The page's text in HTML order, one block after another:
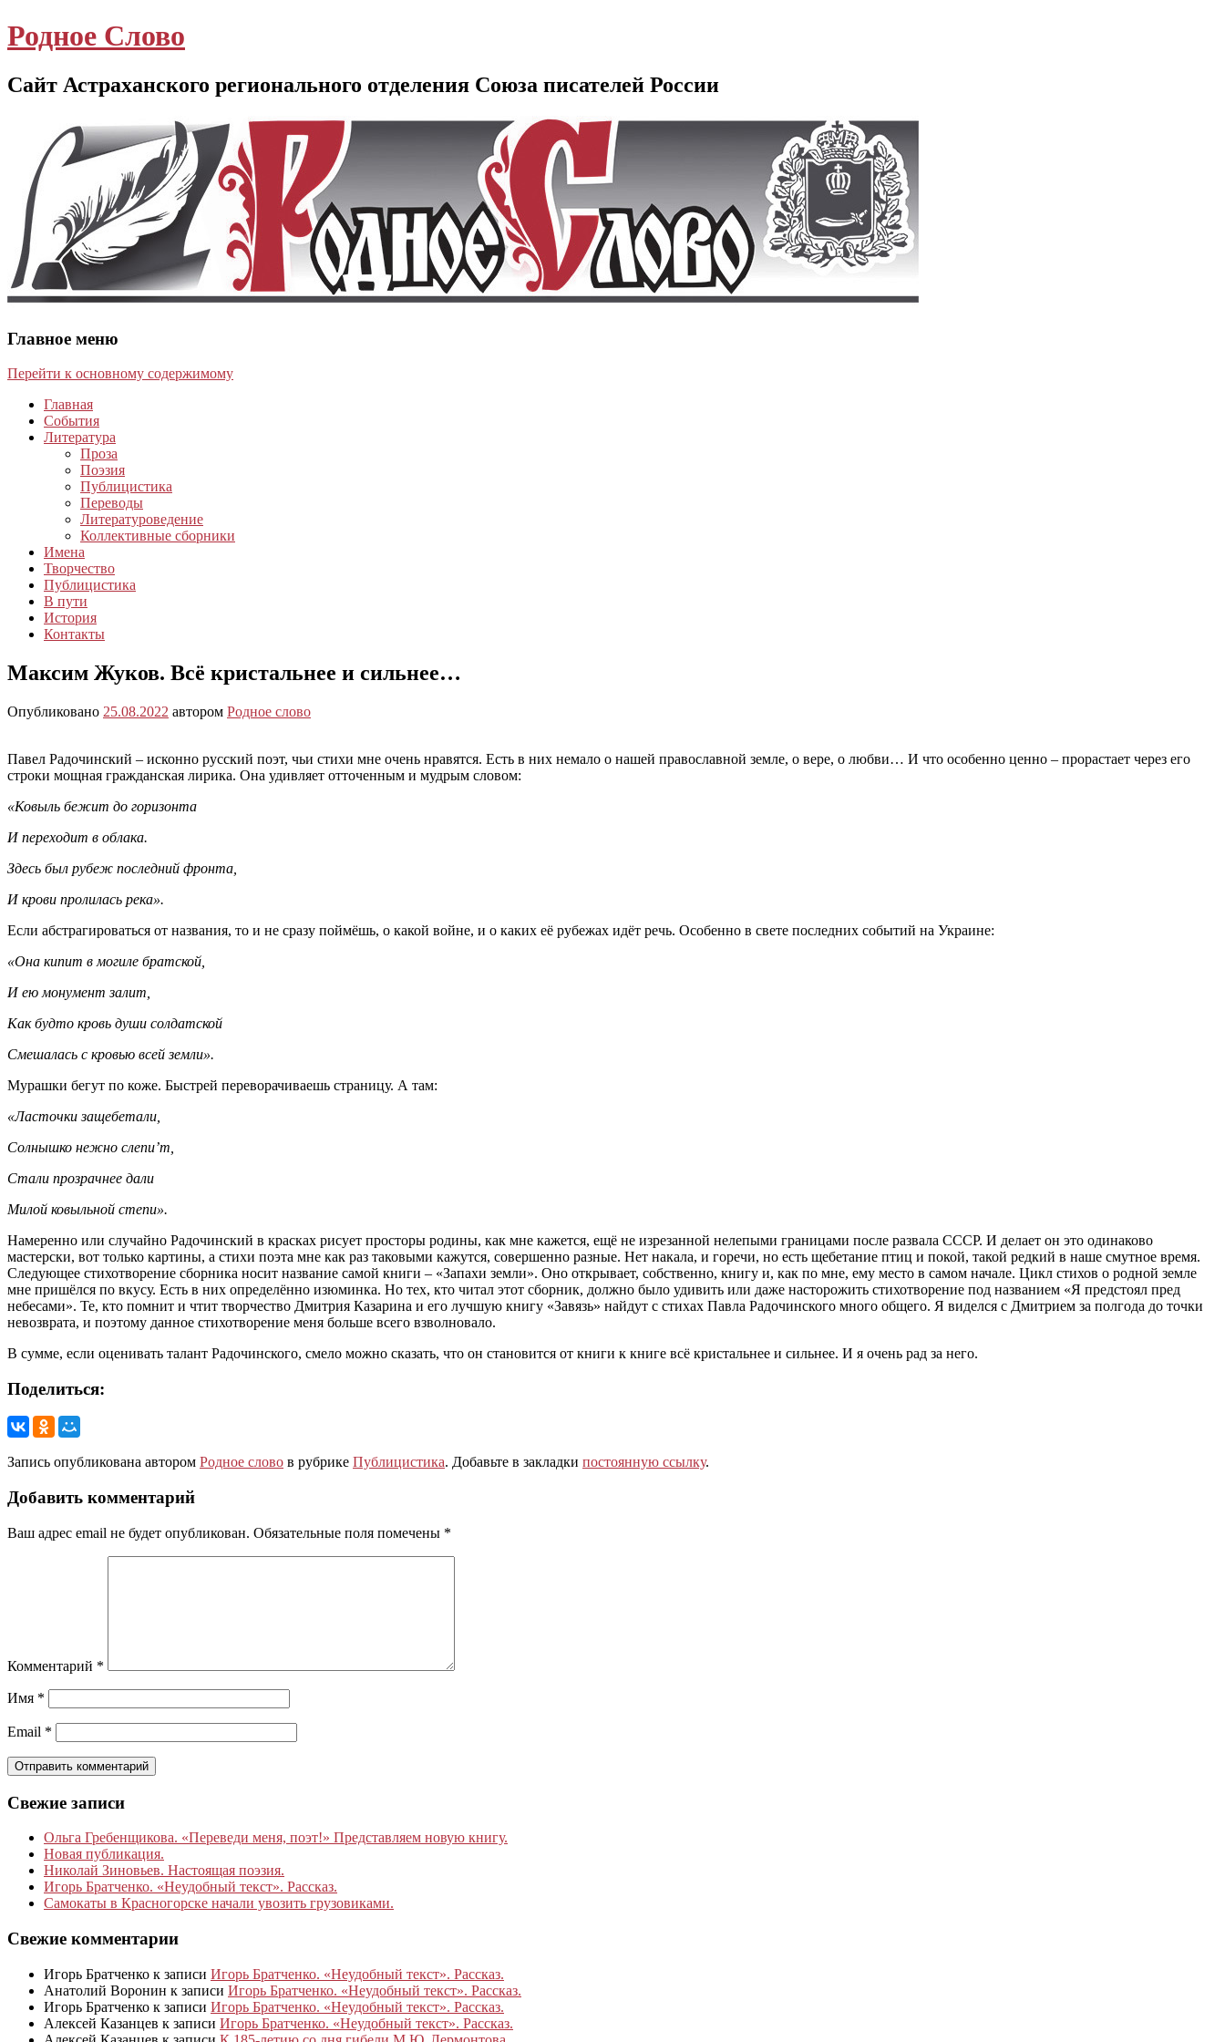
Родное Слово
Сайт Астраханского регионального отделения Союза писателей России
Главное меню
Перейти к основному содержимому
Главная
События
Литература
Проза
Поэзия
Публицистика
Переводы
Литературоведение
Коллективные сборники
Имена
Творчество
Публицистика
В пути
История
Контакты
Максим Жуков. Всё кристальнее и сильнее…
Опубликовано 25.08.2022 автором Родное слово
Павел Радочинский – исконно русский поэт, чьи стихи мне очень нравятся. Есть в них немало о нашей православной земле, о вере, о любви… И что особенно ценно – прорастает через его
строки мощная гражданская лирика. Она удивляет отточенным и мудрым словом:
«Ковыль бежит до горизонта
И переходит в облака.
Здесь был рубеж последний фронта,
И крови пролилась река».
Если абстрагироваться от названия, то и не сразу поймёшь, о какой войне, и о каких её рубежах идёт речь. Особенно в свете последних событий на Украине:
«Она кипит в могиле братской,
И ею монумент залит,
Как будто кровь души солдатской
Смешалась с кровью всей земли».
Мурашки бегут по коже. Быстрей переворачиваешь страницу. А там:
«Ласточки защебетали,
Солнышко нежно слепи’т
Стали прозрачнее дали
Милой ковыльной степи».
Намеренно или случайно Радочинский в красках рисует просторы родины, как мне кажется, ещё не изрезанной нелепыми границами после развала СССР. И делает он это одинаково
мастерски, вот только картины, а стихи поэта мне как раз таковыми кажутся, совершенно разные. Нет накала, и горечи, но есть щебетание птиц и покой, такой редкий в наше смутное время.
Следующее стихотворение сборника носит название самой книги – «Запахи земли». Оно открывает, собственно, книгу и, как по мне, ему место в самом начале. Цикл стихов о родной земле
мне пришёлся по вкусу. Есть в них определённо изюминка. Но тех, кто читал этот сборник, должно было удивить или даже насторожить стихотворение под названием «Я предстоял пред
небесами». Те, кто помнит и чтит творчество Дмитрия Казарина и его лучшую книгу «Завязь» найдут с стихах Павла Радочинского много общего. Я виделся с Дмитрием за полгода до точки
невозврата, и поэтому данное стихотворение меня больше всего взволновало.
В сумме, если оценивать талант Радочинского, смело можно сказать, что он становится от книги к книге всё кристальнее и сильнее. И я очень рад за него.
Поделиться:
Запись опубликована автором Родное слово в рубрике Публицистика. Добавьте в закладки постоянную ссылку.
Добавить комментарий
Ваш адрес email не будет опубликован. Обязательные поля помечены *
Комментарий *
Имя *
Email *
Свежие записи
Ольга Гребенщикова. «Переведи меня, поэт!» Представляем новую книгу.
Новая публикация.
Николай Зиновьев. Настоящая поэзия.
Игорь Братченко. «Неудобный текст». Рассказ.
Самокаты в Красногорске начали увозить грузовиками.
Свежие комментарии
Игорь Братченко к записи Игорь Братченко. «Неудобный текст». Рассказ.
Анатолий Воронин к записи Игорь Братченко. «Неудобный текст». Рассказ.
Игорь Братченко к записи Игорь Братченко. «Неудобный текст». Рассказ.
Алексей Казанцев к записи Игорь Братченко. «Неудобный текст». Рассказ.